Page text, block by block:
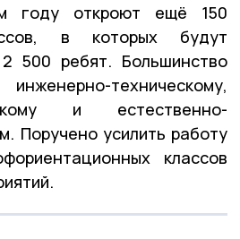
году откроют ещё 150
в которых будут
500 ребят. Большинство
техническому,
и естественно-
Поручено усилить работу
классов